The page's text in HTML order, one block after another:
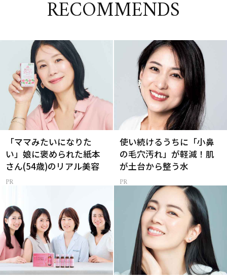
RECOMMENDS
「ママみたいになりた
い」娘に褒められた紙本
さん(54歳)のリアル美容
使い続けるうちに「小鼻
の毛穴汚れ」が軽減！肌
が土台から整う水